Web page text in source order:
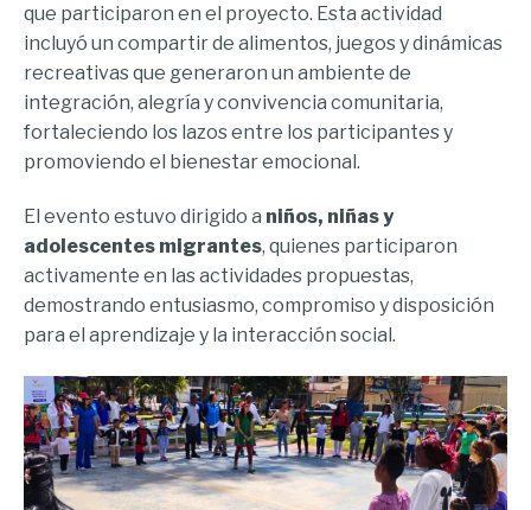
que participaron en el proyecto. Esta actividad
incluyó un compartir de alimentos, juegos y dinámicas
recreativas que generaron un ambiente de
integración, alegría y convivencia comunitaria,
fortaleciendo los lazos entre los participantes y
promoviendo el bienestar emocional.
El evento estuvo dirigido a niños, niñas y
adolescentes migrantes, quienes participaron
activamente en las actividades propuestas,
demostrando entusiasmo, compromiso y disposición
para el aprendizaje y la interacción social.